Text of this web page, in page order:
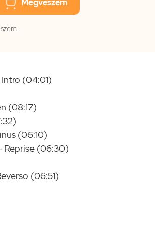
Megveszem
(04:01)
(08:17)
(06:10)
Reprise (06:30)
(06:51)